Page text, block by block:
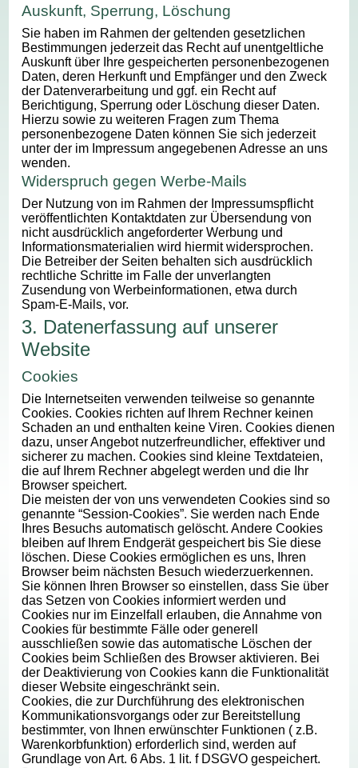
Auskunft, Sperrung, Löschung
Sie haben im Rahmen der geltenden gesetzlichen
Bestimmungen jederzeit das Recht auf unentgeltliche
Auskunft über Ihre gespeicherten personenbezogenen
Daten, deren Herkunft und Empfänger und den Zweck
der Datenverarbeitung und ggf. ein Recht auf
Berichtigung, Sperrung oder Löschung dieser Daten.
Hierzu sowie zu weiteren Fragen zum Thema
personenbezogene Daten können Sie sich jederzeit
unter der im Impressum angegebenen Adresse an uns
wenden.
Widerspruch gegen Werbe-Mails
Der Nutzung von im Rahmen der Impressumspflicht
veröffentlichten Kontaktdaten zur Übersendung von
nicht ausdrücklich angeforderter Werbung und
Informationsmaterialien wird hiermit widersprochen.
Die Betreiber der Seiten behalten sich ausdrücklich
rechtliche Schritte im Falle der unverlangten
Zusendung von Werbeinformationen, etwa durch
Spam-E-Mails, vor.
3. Datenerfassung auf unserer
Website
Cookies
Die Internetseiten verwenden teilweise so genannte
Cookies. Cookies richten auf Ihrem Rechner keinen
Schaden an und enthalten keine Viren. Cookies dienen
dazu, unser Angebot nutzerfreundlicher, effektiver und
sicherer zu machen. Cookies sind kleine Textdateien,
die auf Ihrem Rechner abgelegt werden und die Ihr
Browser speichert.
Die meisten der von uns verwendeten Cookies sind so
genannte “Session-Cookies”. Sie werden nach Ende
Ihres Besuchs automatisch gelöscht. Andere Cookies
bleiben auf Ihrem Endgerät gespeichert bis Sie diese
löschen. Diese Cookies ermöglichen es uns, Ihren
Browser beim nächsten Besuch wiederzuerkennen.
Sie können Ihren Browser so einstellen, dass Sie über
das Setzen von Cookies informiert werden und
Cookies nur im Einzelfall erlauben, die Annahme von
Cookies für bestimmte Fälle oder generell
ausschließen sowie das automatische Löschen der
Cookies beim Schließen des Browser aktivieren. Bei
der Deaktivierung von Cookies kann die Funktionalität
dieser Website eingeschränkt sein.
Cookies, die zur Durchführung des elektronischen
Kommunikationsvorgangs oder zur Bereitstellung
bestimmter, von Ihnen erwünschter Funktionen ( z.B.
Warenkorbfunktion) erforderlich sind, werden auf
Grundlage von Art. 6 Abs. 1 lit. f DSGVO gespeichert.